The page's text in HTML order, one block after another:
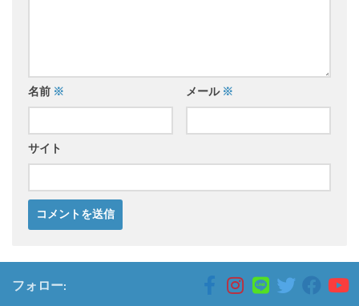
名前 ※ メール ※
サイト
フォロー: